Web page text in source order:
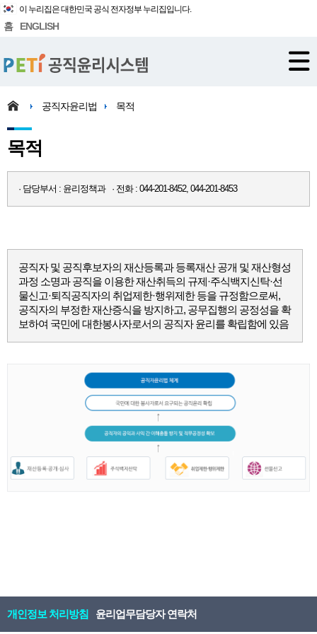
이 누리집은 대한민국 공식 전자정부 누리집입니다.
홈 ENGLISH
공직자윤리법 목적
목적
· 담당부서 : 윤리정책과 · 전화 : 044-201-8452, 044-201-8453
공직자 및 공직후보자의 재산등록과 등록재산 공개 및 재산형성
과정 소명과 공직을 이용한 재산취득의 규제·주식백지신탁·선
물신고·퇴직공직자의 취업제한·행위제한 등을 규정함으로써,
공직자의 부정한 재산증식을 방지하고, 공무집행의 공정성을 확
보하여 국민에 대한봉사자로서의 공직자 윤리를 확립함에 있음
개인정보 처리방침 윤리업무담당자 연락처